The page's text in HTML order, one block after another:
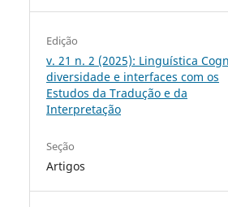
Edição
v. 21 n. 2 (2025): Linguística
diversidade e interfaces com os
Estudos da Tradução e da
Interpretação
Seção
Artigos